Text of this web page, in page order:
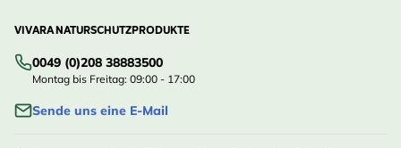
VIVARA NATURSCHUTZPRODUKTE
0049 (0)208 38883500
Montag bis Freitag: 09:00 - 17:00
Sende uns eine E-Mail